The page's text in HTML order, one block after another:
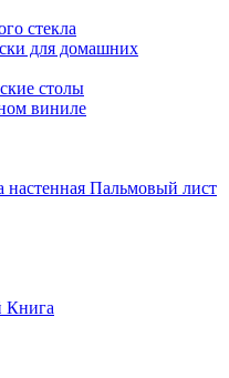
стекла
для домашних
столы
виниле
Пальмовый лист
Книга